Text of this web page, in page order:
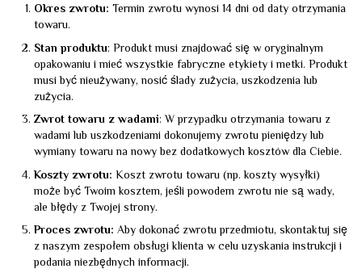
Okres zwrotu: Termin zwrotu wynosi 14 dni od daty otrzymania
towaru.
Stan produktu: Produkt musi znajdować się w oryginalnym
opakowaniu i mieć wszystkie fabryczne etykiety i metki. Produkt
musi być nieużywany, nosić ślady zużycia, uszkodzenia lub
zużycia.
Zwrot towaru z wadami: W przypadku otrzymania towaru z
wadami lub uszkodzeniami dokonujemy zwrotu pieniędzy lub
wymiany towaru na nowy bez dodatkowych kosztów dla Ciebie.
Koszty zwrotu: Koszt zwrotu towaru (np. koszty wysyłki)
może być Twoim kosztem, jeśli powodem zwrotu nie są wady,
ale błędy z Twojej strony.
Proces zwrotu: Aby dokonać zwrotu przedmiotu, skontaktuj się
z naszym zespołem obsługi klienta w celu uzyskania instrukcji i
podania niezbędnych informacji.